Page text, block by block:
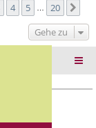
4 5 20
Gehe zu